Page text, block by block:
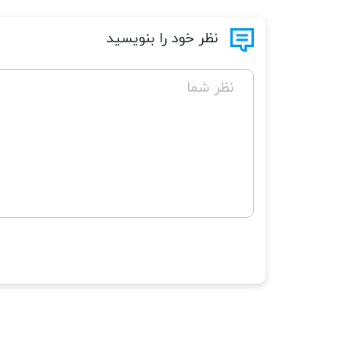
نظر خود را بنویسید
نظر شما